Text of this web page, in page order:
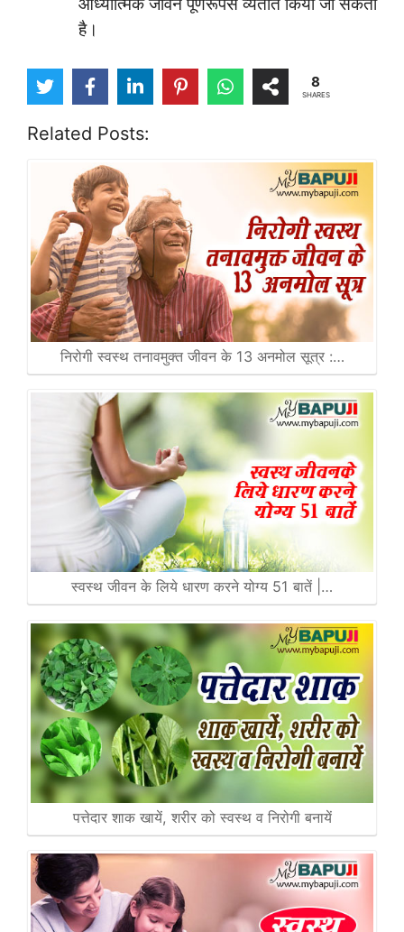
आध्यात्मिक जीवन पूर्णरूपसे व्यतीत किया जा सकता
है।
8
SHARES
Related Posts:
निरोगी स्वस्थ तनावमुक्त जीवन के 13 अनमोल सूत्र :…
स्वस्थ जीवन के लिये धारण करने योग्य 51 बातें |…
पत्तेदार शाक खायें, शरीर को स्वस्थ व निरोगी बनायें